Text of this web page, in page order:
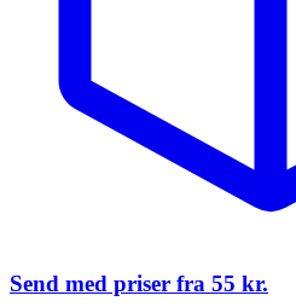
Send med priser fra 55 kr.